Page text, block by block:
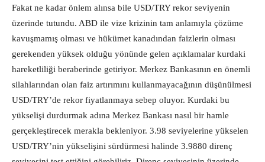
Fakat ne kadar önlem alınsa bile USD/TRY rekor seviyenin
üzerinde tutundu. ABD ile vize krizinin tam anlamıyla çözüme
kavuşmamış olması ve hükümet kanadından faizlerin olması
gerekenden yüksek olduğu yönünde gelen açıklamalar kurdaki
hareketliliği beraberinde getiriyor. Merkez Bankasının en önemli
silahlarından olan faiz artırımını kullanmayacağının düşünülmesi
USD/TRY’de rekor fiyatlanmaya sebep oluyor. Kurdaki bu
yükselişi durdurmak adına Merkez Bankası nasıl bir hamle
gerçekleştirecek merakla bekleniyor. 3.98 seviyelerine yükselen
USD/TRY’nin yükselişini sürdürmesi halinde 3.9880 direnç